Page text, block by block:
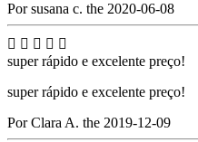
Por susana c. the 2020-06-08
    
super rápido e excelente preço!
super rápido e excelente preço!
Por Clara A. the 2019-12-09